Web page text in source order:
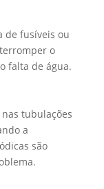
de fusíveis ou
o
falta de água.
tubulações
a
são